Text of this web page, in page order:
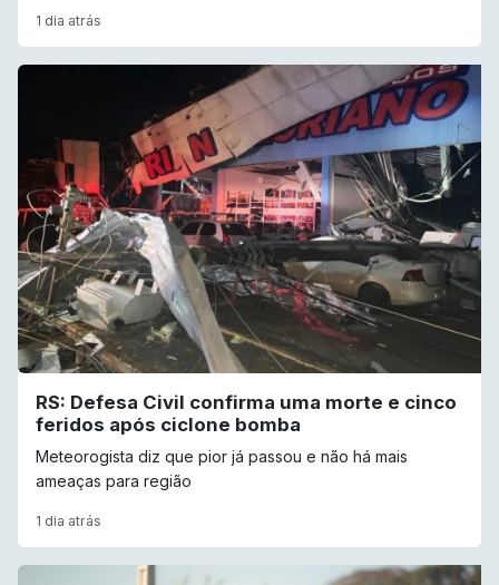
1 dia atrás
RS: Defesa Civil confirma uma morte e cinco
feridos após ciclone bomba
Meteorogista diz que pior já passou e não há mais
ameaças para região
1 dia atrás